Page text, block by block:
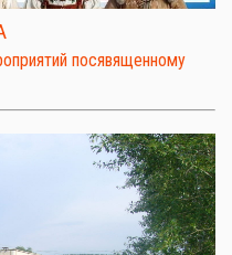
посявященному